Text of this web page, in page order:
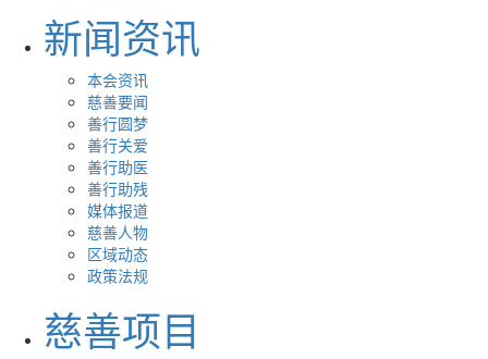
新闻资讯
本会资讯
慈善要闻
善行圆梦
善行关爱
善行助医
善行助残
媒体报道
慈善人物
区域动态
政策法规
慈善项目